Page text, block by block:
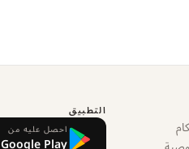
التطبيق
احصل عليه من